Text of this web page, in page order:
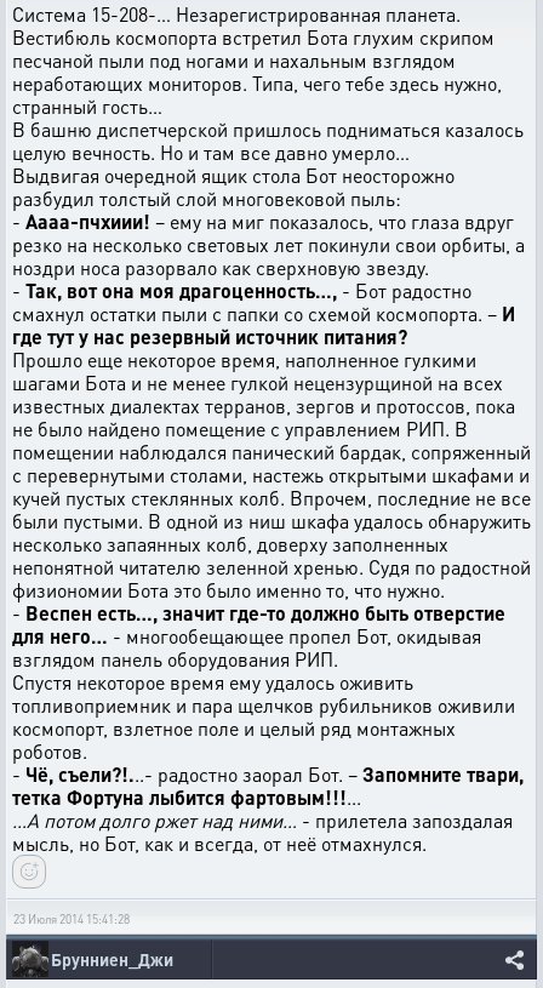
Система 15-208-… Незарегистрированная планета.
Вестибюль космопорта встретил Бота глухим скрипом
песчаной пыли под ногами и нахальным взглядом
неработающих мониторов. Типа, чего тебе здесь нужно,
странный гость…
В башню диспетчерской пришлось подниматься казалось
целую вечность. Но и там все давно умерло…
Выдвигая очередной ящик стола Бот неосторожно
разбудил толстый слой многовековой пыль:
- Аааа-пчхиии! – ему на миг показалось, что глаза вдруг
резко на несколько световых лет покинули свои орбиты, а
ноздри носа разорвало как сверхновую звезду.
- Так, вот она моя драгоценность…, - Бот радостно
смахнул остатки пыли с папки со схемой космопорта. – И
где тут у нас резервный источник питания?
Прошло еще некоторое время, наполненное гулкими
шагами Бота и не менее гулкой нецензурщиной на всех
известных диалектах терранов, зергов и протоссов, пока
не было найдено помещение с управлением РИП. В
помещении наблюдался панический бардак, сопряженный
с перевернутыми столами, настежь открытыми шкафами и
кучей пустых стеклянных колб. Впрочем, последние не все
были пустыми. В одной из ниш шкафа удалось обнаружить
несколько запаянных колб, доверху заполненных
непонятной читателю зеленной хренью. Судя по радостной
физиономии Бота это было именно то, что нужно.
- Веспен есть…, значит где-то должно быть отверстие
для него… - многообещающее пропел Бот, окидывая
взглядом панель оборудования РИП.
Спустя некоторое время ему удалось оживить
топливоприемник и пара щелчков рубильников оживили
космопорт, взлетное поле и целый ряд монтажных
роботов.
- Чё, съели?!...- радостно заорал Бот. –Запомните твари,
тетка Фортуна лыбится фартовым!!!...
…А потом долго ржет над ними… - прилетела запоздалая
мысль, но Бот, как и всегда, от неё отмахнулся.
23 Июля 2014 15:41:28
Брунниен_Джи